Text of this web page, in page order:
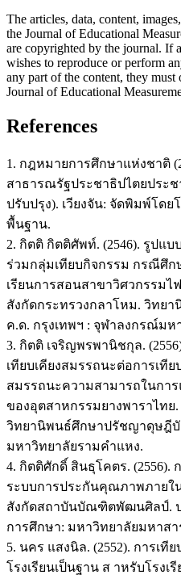
The articles, data, content,
the Journal of Educational
are copyrighted by the journal. If
wishes to reproduce or perform
any part of the content, they
Journal of Educational
References
1. กฎหมายการศึกษาแห่งชาติ
สาธารณรัฐประชาธิปไตยประ
ปรับปรุง). เวียงจัน: จัดพิมพ์โด
พื้นฐาน.
2. กิตติ กิตติศัพท์. (2546). รูปแ
ร่วมกลุ่มเทียบกิจกรรม กรณีศึก
เรียนการสอนสาขาวิศวกรรมไ
สังกัดกระทรวงกลาโหม. วิทยา
ค.ด. กรุงเทพฯ : จุฬาลงกรณ์มห
3. กิตติ เจริญพรพานิชกุล.
เทียบเคียงสมรรถนะต่อการเทีย
สมรรถนะความสามารถในกา
ของอุตสาหกรรมยางพาราไทย.
วิทยานิพนธ์ศึกษาปรัชญาดุษฎี
มหาวิทยาลัยรามคำแหง.
4. กิตติศักดิ์ สินธุโคตร.
ระบบการประกันคุณภาพภายใ
สังกัดสถาบันบัณฑิตพัฒนศิลป์. ป
การศึกษา: มหาวิทยาลัยมหาส
5. นคร แสงนิล. (2552). การเที
โรงเรียนเป็นฐาน ส าหรับโรง